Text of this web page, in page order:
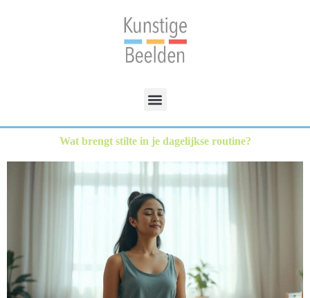
Wat brengt stilte in je dagelijkse routine?